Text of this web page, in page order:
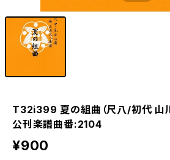
T32i399 夏の組曲（尺八/初代 山
公刊楽譜曲番:2104
¥900